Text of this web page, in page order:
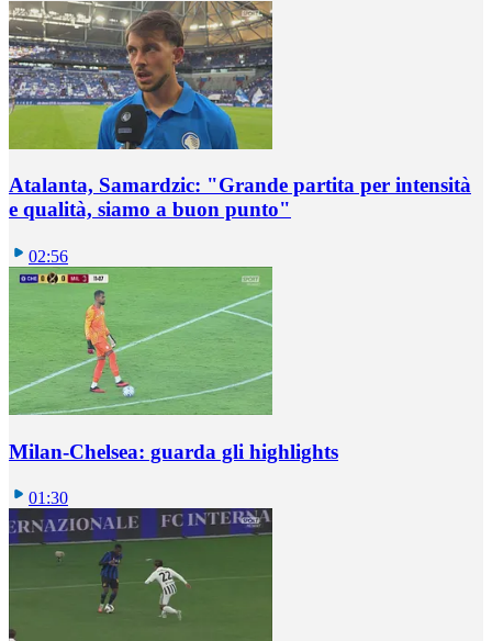
Atalanta, Samardzic: "Grande partita per intensità
e qualità, siamo a buon punto"
02:56
Milan-Chelsea: guarda gli highlights
01:30